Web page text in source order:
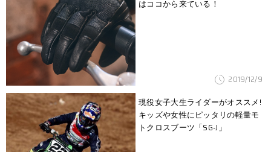
はココから来ている！
2019/12/9
現役女子大生ライダーがオススメ!
キッズや女性にピッタリの軽量モ
トクロスブーツ「SG-J」